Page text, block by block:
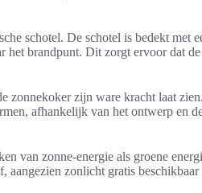
schotel. De schotel is bedekt met
het brandpunt. Dit zorgt ervoor dat
zonnekoker zijn ware kracht laat
afhankelijk van het ontwerp en
van zonne-energie als groene
zonlicht gratis beschikbaar